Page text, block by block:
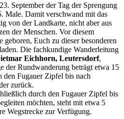
September der Tag der Sprengung
Male. Damit verschwand mit das
von der Landkarte, nicht aber aus
der Menschen. Vor diesem
Euch zu dieser besonderen
Die fachkundige Wanderleitung
Eichhorn, Leutersdorf,
der Rundwanderung beträgt etwa 15
Fugauer Zipfel bis nach
zurück.
durch den Fugauer Zipfel bis
möchten, steht mit etwa 5
Wegstrecke zur Verfügung.